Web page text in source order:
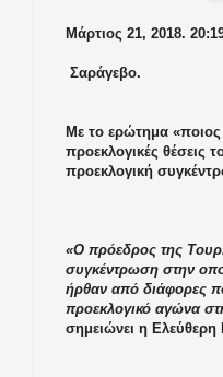
Μάρτιος 21, 2018.
Σαράγεβο.
Με το ερώτημα «ποιος
προεκλογικές θέσεις
προεκλογική
«Ο πρόεδρος της
συγκέντρωση στην
ήρθαν από διάφορες
προεκλογικό αγώνα
σημειώνει η Ελεύθερη